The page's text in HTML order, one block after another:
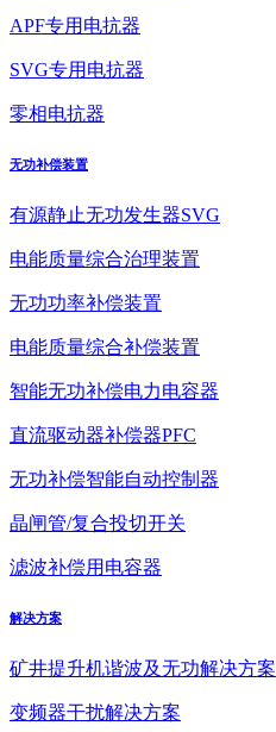
APF专用电抗器
SVG专用电抗器
零相电抗器
无功补偿装置
有源静止无功发生器SVG
电能质量综合治理装置
无功功率补偿装置
电能质量综合补偿装置
智能无功补偿电力电容器
直流驱动器补偿器PFC
无功补偿智能自动控制器
晶闸管/复合投切开关
滤波补偿用电容器
解决方案
矿井提升机谐波及无功解决方案
变频器干扰解决方案